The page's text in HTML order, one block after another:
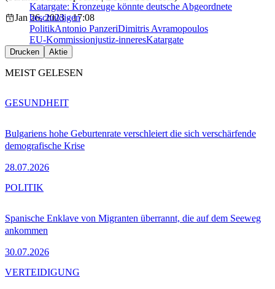
Katargate: Kronzeuge könnte deutsche Abgeordnete
beschuldigen
Jan 26, 2023 - 17:08
PolitikAntonio PanzeriDimitris Avramopoulos
EU-Kommissionjustiz-inneresKatargate
Drucken Aktie
MEIST GELESEN
Bulgariens hohe Geburtenrate verschleiert die sich verschärfende
demografische Krise
28.07.2026
GESUNDHEIT
Spanische Enklave von Migranten überrannt, die auf dem Seeweg
ankommen
30.07.2026
POLITIK
VERTEIDIGUNG